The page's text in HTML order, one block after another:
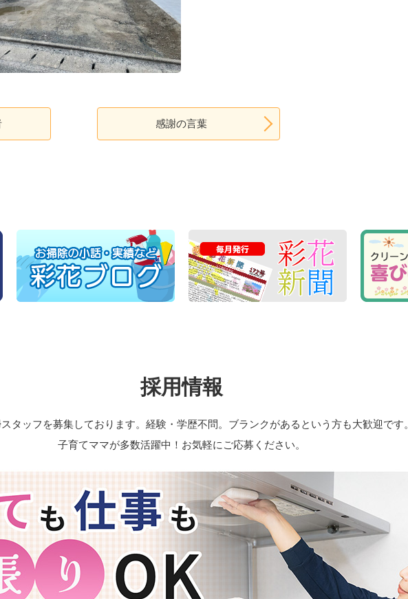
感謝の言葉
採用情報
タッフを募集しております。 経験・学歴不問。ブランクがあるという方も大歓迎です。
子育てママが多数活躍中！お気軽にご応募ください。